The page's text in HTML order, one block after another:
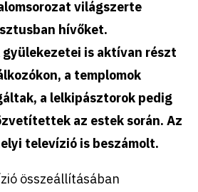
világszerte
hívőket.
is aktívan részt
a templomok
a lelkipásztorok pedig
az estek során. Az
televízió is beszámolt.
összeállításában